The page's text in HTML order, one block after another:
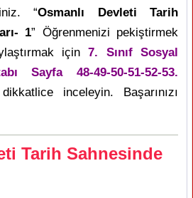
“Osmanlı Devleti Tarih
1” Öğrenmenizi pekiştirmek
için7. Sınıf Sosyal
Sayfa 48-49-50-51-52-53.
inceleyin. Başarınızı
Tarih Sahnesinde